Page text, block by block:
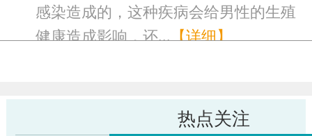
感染造成的，这种疾病会给男性的生殖
健康造成影响，还...【详细】
热点关注